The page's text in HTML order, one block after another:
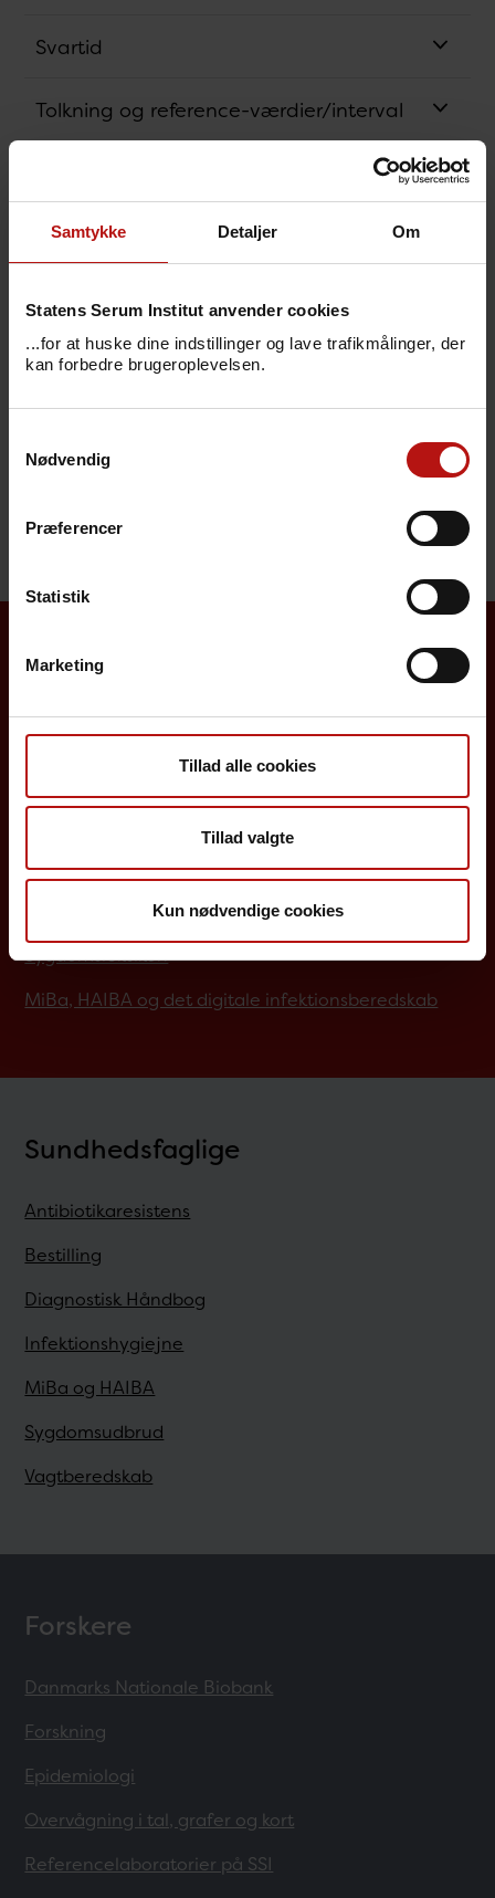
Samtykke Detaljer Om
Statens Serum Institut anvender cookies
...for at huske dine indstillinger og lave trafikmålinger, der
kan forbedre brugeroplevelsen.
Nødvendig
Præferencer
Statistik
Marketing
Tillad alle cookies
Tillad valgte
Kun nødvendige cookies
Svartid
Tolkning og reference-værdier/interval
Analysens princip
Bestillingskode
Svarkode
Borgere
Det danske børnevaccinationsprogram
Influenzavaccination
Rejsevaccination
Screening for medfødte sygdomme
Sygdomsleksikon
MiBa, HAIBA og det digitale infektionsberedskab
Sundhedsfaglige
Antibiotikaresistens
Bestilling
Diagnostisk Håndbog
Infektionshygiejne
MiBa og HAIBA
Sygdomsudbrud
Vagtberedskab
Forskere
Danmarks Nationale Biobank
Forskning
Epidemiologi
Overvågning i tal, grafer og kort
Referencelaboratorier på SSI